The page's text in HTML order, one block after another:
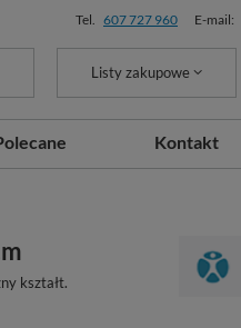
Tel. 607 727 960 E-mail:
Listy zakupowe
Kontakt
kształt.